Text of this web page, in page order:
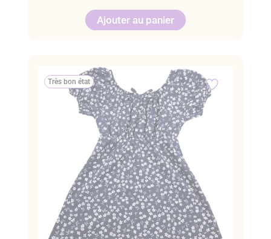
Ajouter au panier
Très bon état